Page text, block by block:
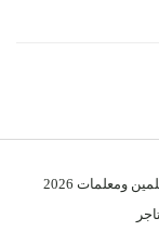
ومعلمات